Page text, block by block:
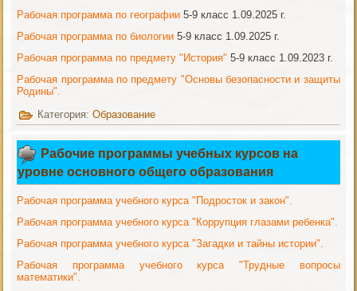
Рабочая программа по географии 5-9 класс 1.09.2025 г.
Рабочая программа по биологии 5-9 класс 1.09.2025 г.
Рабочая программа по предмету "История" 5-9 класс 1.09.2023 г.
Рабочая программа по предмету "Основы безопасности и защиты
Родины".
Категория:Образование
Рабочие программы учебных курсов на
уровне основного общего образования
Рабочая программа учебного курса "Подросток и закон".
Рабочая программа учебного курса "Коррупция глазами ребенка".
Рабочая программа учебного курса "Загадки и тайны истории".
Рабочая программа учебного курса "Трудные вопросы
математики".